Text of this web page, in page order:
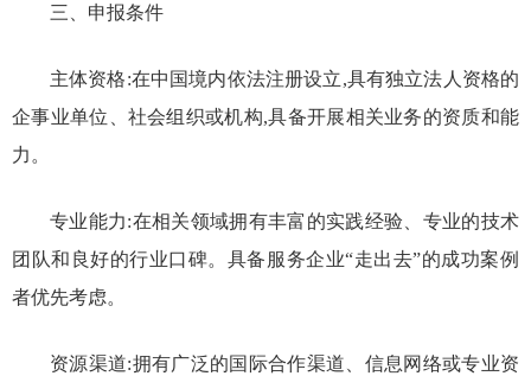
三、申报条件
主体资格:在中国境内依法注册设立,具有独立法人资格的
企事业单位、社会组织或机构,具备开展相关业务的资质和能
力。
专业能力:在相关领域拥有丰富的实践经验、专业的技术
团队和良好的行业口碑。具备服务企业“走出去”的成功案例
者优先考虑。
资源渠道:拥有广泛的国际合作渠道、信息网络或专业资